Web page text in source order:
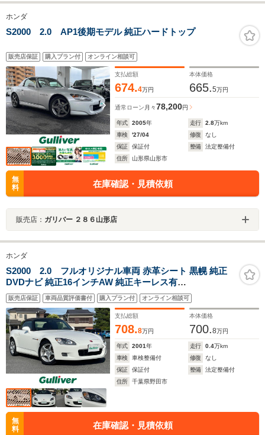
ホンダ
S2000 2.0 AP1後期モデル 純正ハードトップ
販売店保証 購入プラン付 オンライン相談可
支払総額
674.4万円
本体価格
665.5万円
通常ローン 月々78,200円
年式 2005年 走行 2.8万km
車検
'27/04 修復
なし
保証
保証付 整備
法定整備付
住所
山形県山形市
無
料
在庫確認・見積依頼
販売店： ガリバー ２８６山形店
ホンダ
S2000 2.0 フルオリジナル車両 赤革シート 黒幌 純正
DVDナビ 純正16インチAW 純正キーレス有
H16.18.20.22.24.26.28.30R2.4点検記録有
販売店保証 車両品質評価書付 購入プラン付 オンライン相談可
支払総額
708.8万円
本体価格
700.8万円
年式 2001年 走行 0.4万km
車検
車検整備付 修復
なし
保証
保証付 整備
法定整備付
住所
千葉県野田市
無
料
在庫確認・見積依頼